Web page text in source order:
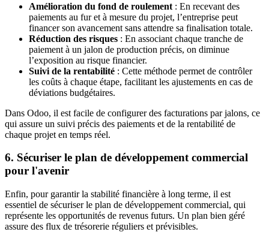
Amélioration du fond de roulement : En recevant des
paiements au fur et à mesure du projet, l’entreprise peut
financer son avancement sans attendre sa finalisation totale.
Réduction des risques : En associant chaque tranche de
paiement à un jalon de production précis, on diminue
l’exposition au risque financier.
Suivi de la rentabilité : Cette méthode permet de contrôler
les coûts à chaque étape, facilitant les ajustements en cas de
déviations budgétaires.
Dans Odoo, il est facile de configurer des facturations par jalons, ce
qui assure un suivi précis des paiements et de la rentabilité de
chaque projet en temps réel.
6. Sécuriser le plan de développement commercial
pour l'avenir
Enfin, pour garantir la stabilité financière à long terme, il est
essentiel de sécuriser le plan de développement commercial, qui
représente les opportunités de revenus futurs. Un plan bien géré
assure des flux de trésorerie réguliers et prévisibles.